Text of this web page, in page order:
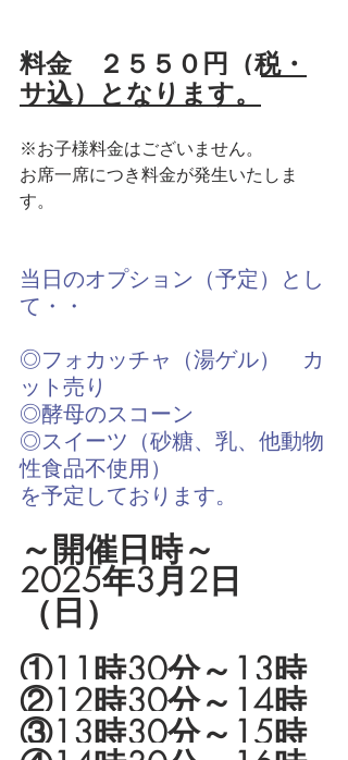
料金　２５５０円（税・
サ込）となります。
※お子様料金はございません。
お席一席につき料金が発生いたしま
す。
当日のオプション（予定）とし
て・・
◎フォカッチャ（湯ゲル）　カ
ット売り
◎酵母のスコーン
◎スイーツ（砂糖、乳、他動物
性食品不使用）
を予定しております。
～開催日時～
2025年3月2日
（日）
①11時30分～13時
②12時30分～14時
③13時30分～15時